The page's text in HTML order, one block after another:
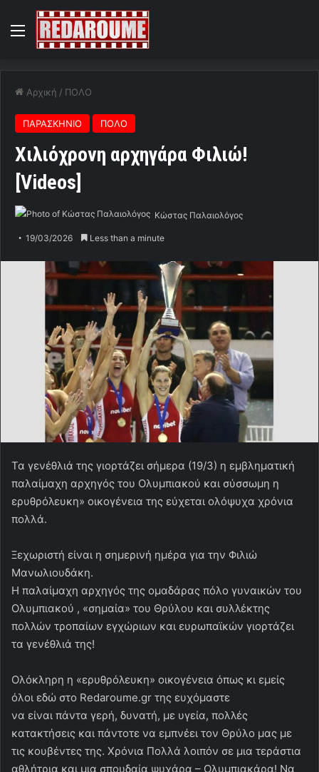
Menu
Αρχική / ΠΟΛΟ
ΠΑΡΑΣΚΗΝΙΟ ΠΟΛΟ
Χιλιόχρονη αρχηγάρα Φιλιώ!
[Videos]
Κώστας Παλαιολόγος
19/03/2026 Less than a minute
Τα γενέθλιά της γιορτάζει σήμερα (19/3) η εμβληματική
παλαίμαχη αρχηγός του Ολυμπιακού και σύσσωμη η
ερυθρόλευκη» οικογένεια της εύχεται ολόψυχα χρόνια
πολλά.
Ξεχωριστή είναι η σημερινή ημέρα για την Φιλιώ
Μανωλιουδάκη.
Η παλαίμαχη αρχηγός της ομαδάρας πόλο γυναικών του
Ολυμπιακού , «σημαία» του Θρύλου και συλλέκτης
πολλών τροπαίων εγχώριων και ευρωπαϊκών γιορτάζει
τα γενέθλιά της!
Ολόκληρη η «ερυθρόλευκη» οικογένεια όπως κι εμείς
όλοι εδώ στο Redaroume.gr της ευχόμαστε
να είναι πάντα γερή, δυνατή, με υγεία, πολλές
κατακτήσεις και πάντοτε να εμπνέει τον Θρύλο μας με
τις κουβέντες της. Χρόνια Πολλά λοιπόν σε μια τεράστια
αθλήτρια και μια σπουδαία ψυχάρα – Ολυμπιακάρα! Να